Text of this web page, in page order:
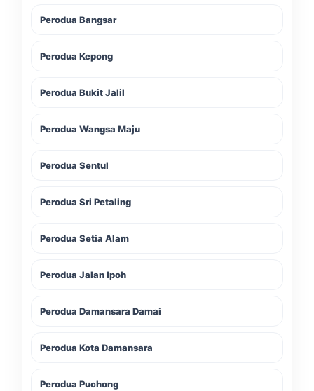
Perodua Bangsar
Perodua Kepong
Perodua Bukit Jalil
Perodua Wangsa Maju
Perodua Sentul
Perodua Sri Petaling
Perodua Setia Alam
Perodua Jalan Ipoh
Perodua Damansara Damai
Perodua Kota Damansara
Perodua Puchong